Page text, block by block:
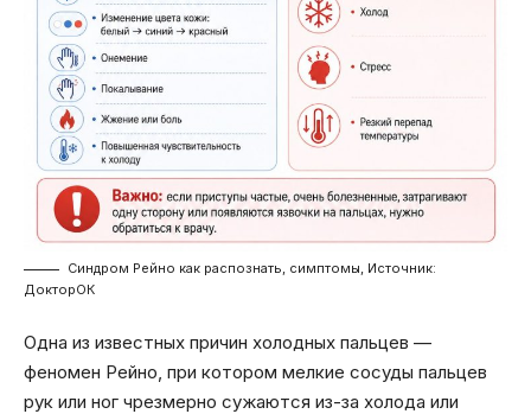
Синдром Рейно как распознать, симптомы, Источник:
ДокторОК
Одна из известных причин холодных пальцев —
феномен Рейно, при котором мелкие сосуды пальцев
рук или ног чрезмерно сужаются из-за холода или